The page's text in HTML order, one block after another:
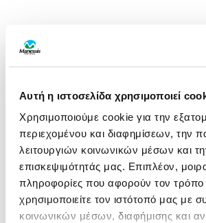
Αυτή η ιστοσελίδα χρησιμοποιεί
Χρησιμοποιούμε cookie για την
περιεχομένου και διαφημίσεων, την
λειτουργιών κοινωνικών μέσων και
επισκεψιμότητάς μας. Επιπλέον,
πληροφορίες που αφορούν τον
χρησιμοποιείτε τον ιστότοπό μας με
κοινωνικών μέσων, διαφήμισης και